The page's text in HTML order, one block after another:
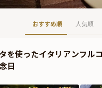
おすすめ順 人気順
を使ったイタリアンフル
日